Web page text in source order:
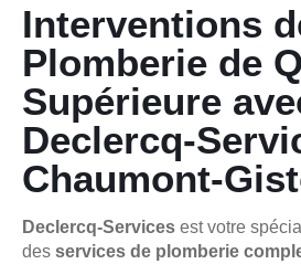
Interventions
Plomberie de
Supérieure
Declercq-
Chaumont-
Declercq-Services est votre
des services de plomberie